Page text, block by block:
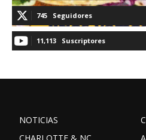
745 Seguidores
11,113 Suscriptores
NOTICIAS
CHARLOTTE & NC